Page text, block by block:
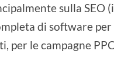
sulla
di software
per le campagne